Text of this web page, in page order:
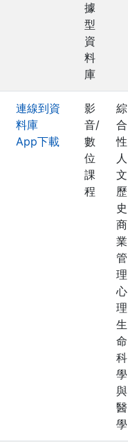
據
型
資
料
庫
連線到資
料庫
App下載
影
音/
數
位
課
程
綜
合
性
人
文
歷
史
商
業
管
理
心
理
生
命
科
學
與
醫
學